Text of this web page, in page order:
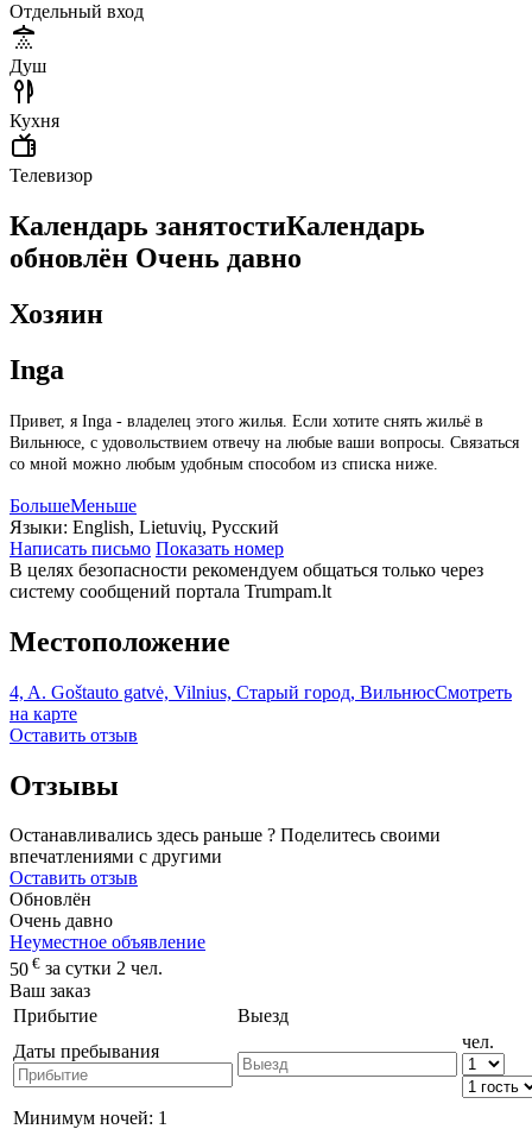
Отдельный вход
Душ
Кухня
Телевизор
Календарь занятостиКалендарь
обновлён Очень давно
Хозяин
Inga
Привет, я Inga - владелец этого жилья. Если хотите снять жильё в
Вильнюсе, с удовольствием отвечу на любые ваши вопросы. Связаться
со мной можно любым удобным способом из списка ниже.
БольшеМеньше
Языки: English, Lietuvių, Русский
Написать письмо Показать номер
В целях безопасности рекомендуем общаться только через
систему сообщений портала Trumpam.lt
Местоположение
4, A. Goštauto gatvė, Vilnius, Старый город, ВильнюсСмотреть
на карте
Оставить отзыв
Отзывы
Останавливались здесь раньше ? Поделитесь своими
впечатлениями с другими
Оставить отзыв
Обновлён
Очень давно
Неуместное объявление
50 € за сутки 2 чел.
Ваш заказ
Прибытие
Выезд
Даты пребывания
чел.
Минимум ночей: 1